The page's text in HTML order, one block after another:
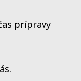
prípravy